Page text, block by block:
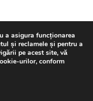
a asigura funcționarea
și reclamele și pentru a
pe acest site, vă
urilor, conform